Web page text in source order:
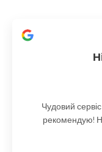
Чудовий
рекомендую!